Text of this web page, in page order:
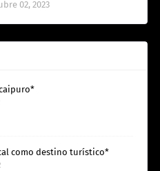
02, 2023
como destino turístico*